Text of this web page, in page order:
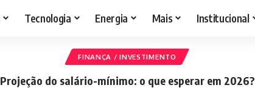
Tecnologia Energia Mais Institucional
FINANÇA / INVESTIMENTO
Projeção do salário-mínimo: o que esperar em 2026?